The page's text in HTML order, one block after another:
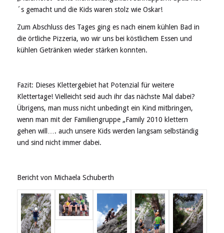
´s gemacht und die Kids waren stolz wie Oskar!
Zum Abschluss des Tages ging es nach einem kühlen Bad in
die örtliche Pizzeria, wo wir uns bei köstlichem Essen und
kühlen Getränken wieder stärken konnten.
Fazit: Dieses Klettergebiet hat Potenzial für weitere
Klettertage! Vielleicht seid auch ihr das nächste Mal dabei?
Übrigens, man muss nicht unbedingt ein Kind mitbringen,
wenn man mit der Familiengruppe „Family 2010 klettern
gehen will…. auch unsere Kids werden langsam selbständig
und sind nicht immer dabei.
Bericht von Michaela Schuberth